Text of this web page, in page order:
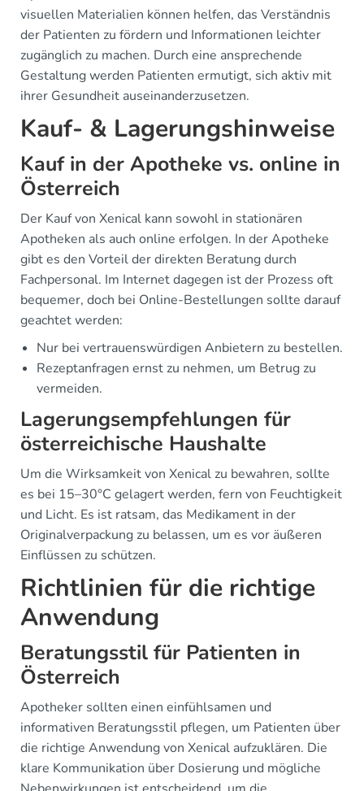
visuellen Materialien können helfen, das Verständnis
der Patienten zu fördern und Informationen leichter
zugänglich zu machen. Durch eine ansprechende
Gestaltung werden Patienten ermutigt, sich aktiv mit
ihrer Gesundheit auseinanderzusetzen.
Kauf- & Lagerungshinweise
Kauf in der Apotheke vs. online in
Österreich
Der Kauf von Xenical kann sowohl in stationären
Apotheken als auch online erfolgen. In der Apotheke
gibt es den Vorteil der direkten Beratung durch
Fachpersonal. Im Internet dagegen ist der Prozess oft
bequemer, doch bei Online-Bestellungen sollte darauf
geachtet werden:
Nur bei vertrauenswürdigen Anbietern zu bestellen.
Rezeptanfragen ernst zu nehmen, um Betrug zu
vermeiden.
Lagerungsempfehlungen für
österreichische Haushalte
Um die Wirksamkeit von Xenical zu bewahren, sollte
es bei 15–30°C gelagert werden, fern von Feuchtigkeit
und Licht. Es ist ratsam, das Medikament in der
Originalverpackung zu belassen, um es vor äußeren
Einflüssen zu schützen.
Richtlinien für die richtige
Anwendung
Beratungsstil für Patienten in
Österreich
Apotheker sollten einen einfühlsamen und
informativen Beratungsstil pflegen, um Patienten über
die richtige Anwendung von Xenical aufzuklären. Die
klare Kommunikation über Dosierung und mögliche